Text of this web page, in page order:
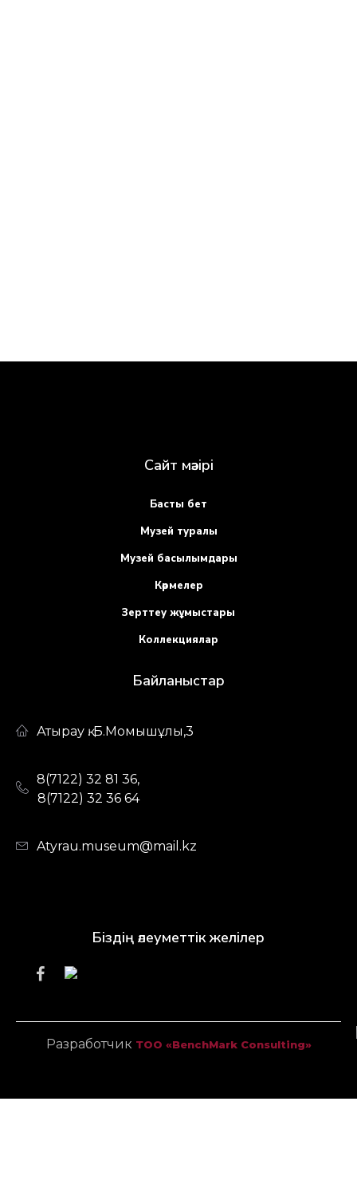
Сайт мәзірі
Басты бет
Музей туралы
Музей басылымдары
Көрмелер
Зерттеу жұмыстары
Коллекциялар
Байланыстар
Атырау қ. Б.Момышұлы,3
8(7122) 32 81 36,
8(7122) 32 36 64
Atyrau.museum@mail.kz
Біздің әлеуметтік желілер
Разработчик ТОО «BenchMark Consulting»